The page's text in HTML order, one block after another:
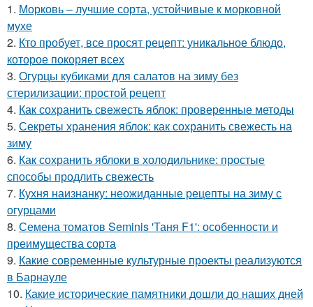
1. Морковь – лучшие сорта, устойчивые к морковной
мухе
2. Кто пробует, все просят рецепт: уникальное блюдо,
которое покоряет всех
3. Огурцы кубиками для салатов на зиму без
стерилизации: простой рецепт
4. Как сохранить свежесть яблок: проверенные методы
5. Секреты хранения яблок: как сохранить свежесть на
зиму
6. Как сохранить яблоки в холодильнике: простые
способы продлить свежесть
7. Кухня наизнанку: неожиданные рецепты на зиму с
огурцами
8. Семена томатов Seminis 'Таня F1': особенности и
преимущества сорта
9. Какие современные культурные проекты реализуются
в Барнауле
10. Какие исторические памятники дошли до наших дней